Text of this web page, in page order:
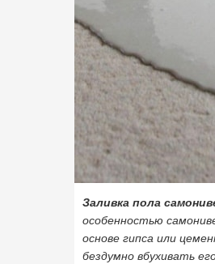
Заливка пола
особенностью
основе гипса или
бездумно вбухивать